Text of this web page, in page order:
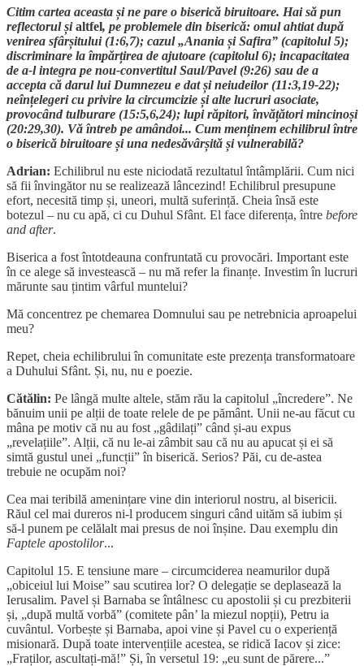
Citim cartea aceasta și ne pare o biserică biruitoare. Hai să pun
reflectorul șialtfel, pe problemele din biserică: omul ahtiat după
venirea sfârșitului (1:6,7); cazul „Anania și Safira” (capitolul 5);
discriminare la împărțirea de ajutoare (capitolul 6); incapacitatea
de a-l integra pe nou-convertitul Saul/Pavel (9:26) sau de a
accepta că darul lui Dumnezeu e dat și neiudeilor (11:3,19-22);
neînțelegeri cu privire la circumcizie și alte lucruri asociate,
provocând tulburare (15:5,6,24); lupi răpitori, învățători mincinoși
(20:29,30). Vă întreb pe amândoi... Cum menținem echilibrul între
o biserică biruitoare și una nedesăvârșită și vulnerabilă?
Adrian: Echilibrul nu este niciodată rezultatul întâmplării. Cum nici
să fii învingător nu se realizează lâncezind! Echilibrul presupune
efort, necesită timp și, uneori, multă suferință. Cheia însă este
botezul – nu cu apă, ci cu Duhul Sfânt. El face diferența, între before
and after.
Biserica a fost întotdeauna confruntată cu provocări. Important este
în ce alege să investească – nu mă refer la finanțe. Investim în lucruri
mărunte sau țintim vârful muntelui?
Mă concentrez pe chemarea Domnului sau pe netrebnicia aproapelui
meu?
Repet, cheia echilibrului în comunitate este prezența transformatoare
a Duhului Sfânt. Și, nu, nu e poezie.
Cătălin: Pe lângă multe altele, stăm rău la capitolul „încredere”. Ne
bănuim unii pe alții de toate relele de pe pământ. Unii ne-au făcut cu
mâna pe motiv că nu au fost „gâdilați” când și-au expus
„revelațiile”. Alții, că nu le-ai zâmbit sau că nu au apucat și ei să
simtă gustul unei „funcții” în biserică. Serios? Păi, cu de-astea
trebuie ne ocupăm noi?
Cea mai teribilă amenințare vine din interiorul nostru, al bisericii.
Răul cel mai dureros ni-l producem singuri când uităm să iubim și
să-l punem pe celălalt mai presus de noi înșine. Dau exemplu din
Faptele apostolilor...
Capitolul 15. E tensiune mare – circumciderea neamurilor după
„obiceiul lui Moise” sau scutirea lor? O delegație se deplasează la
Ierusalim. Pavel și Barnaba se întâlnesc cu apostolii și cu prezbiterii
și, „după multă vorbă” (comitete pân’ la miezul nopții), Petru ia
cuvântul. Vorbește și Barnaba, apoi vine și Pavel cu o experiență
misionară. După toate intervențiile acestea, se ridică Iacov și zice:
„Fraților, ascultați-mă!” Și, în versetul 19: „eu sunt de părere...”